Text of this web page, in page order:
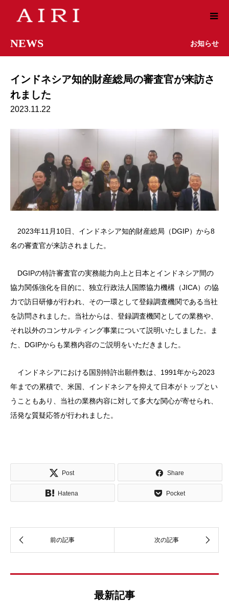
NEWS お知らせ
インドネシア知的財産総局の審査官が来訪さ
れました
2023.11.22
2023年11月10日、インドネシア知的財産総局（DGIP）から8
名の審査官が来訪されました。
DGIPの特許審査官の実務能力向上と日本とインドネシア間の
協力関係強化を目的に、独立行政法人国際協力機構（JICA）の協
力で訪日研修が行われ、その一環として登録調査機関である当社
を訪問されました。 当社からは、登録調査機関としての業務や、
それ以外のコンサルティング事業について説明いたしました。ま
た、DGIPからも業務内容のご説明をいただきました。
インドネシアにおける国別特許出願件数は、1991年から2023
年までの累積で、米国、インドネシアを抑えて日本がトップとい
うこともあり、当社の業務内容に対して多大な関心が寄せられ、
活発な質疑応答が行われました。
Post Share
Hatena Pocket
最新記事